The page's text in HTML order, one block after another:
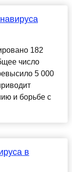
182
число
5 000
и борьбе с
в